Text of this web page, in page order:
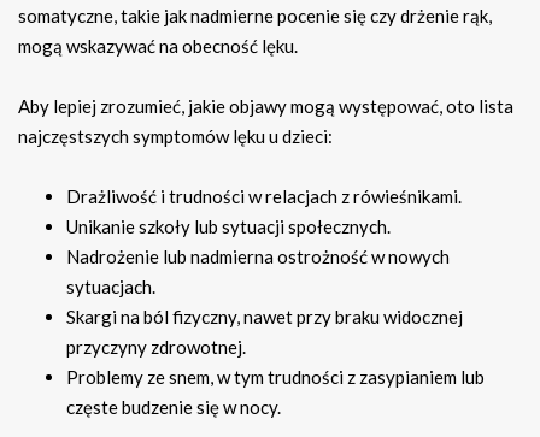
somatyczne, takie jak nadmierne pocenie się czy drżenie rąk,
mogą wskazywać na obecność lęku.
Aby lepiej zrozumieć, jakie objawy mogą występować, oto lista
najczęstszych symptomów lęku u dzieci:
Drażliwość i trudności w relacjach z rówieśnikami.
Unikanie szkoły lub sytuacji społecznych.
Nadrożenie lub nadmierna ostrożność w nowych
sytuacjach.
Skargi na ból fizyczny, nawet przy braku widocznej
przyczyny zdrowotnej.
Problemy ze snem, w tym trudności z zasypianiem lub
częste budzenie się w nocy.